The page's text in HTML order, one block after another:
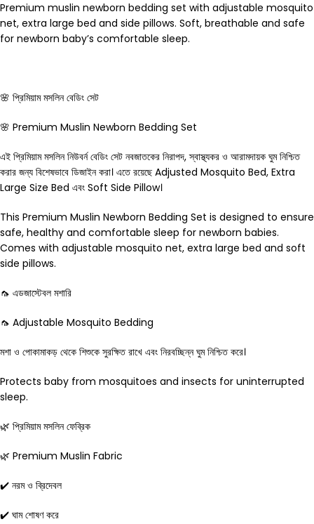
Premium muslin newborn bedding set with adjustable mosquito
net, extra large bed and side pillows. Soft, breathable and safe
for newborn baby’s comfortable sleep.
🌸 প্রিমিয়াম মসলিন বেডিং সেট
🌸 Premium Muslin Newborn Bedding Set
এই প্রিমিয়াম মসলিন নিউবর্ন বেডিং সেট নবজাতকের নিরাপদ, স্বাস্থ্যকর ও আরামদায়ক ঘুম নিশ্চিত
করার জন্য বিশেষভাবে ডিজাইন করা। এতে রয়েছে Adjusted Mosquito Bed, Extra
Large Size Bed এবং Soft Side Pillow।
This Premium Muslin Newborn Bedding Set is designed to ensure
safe, healthy and comfortable sleep for newborn babies.
Comes with adjustable mosquito net, extra large bed and soft
side pillows.
🦟 এডজাস্টেবল মশারি
🦟 Adjustable Mosquito Bedding
মশা ও পোকামাকড় থেকে শিশুকে সুরক্ষিত রাখে এবং নিরবচ্ছিন্ন ঘুম নিশ্চিত করে।
Protects baby from mosquitoes and insects for uninterrupted
sleep.
🌿 প্রিমিয়াম মসলিন ফেব্রিক
🌿 Premium Muslin Fabric
✔️ নরম ও ব্রিদেবল
✔️ ঘাম শোষণ করে